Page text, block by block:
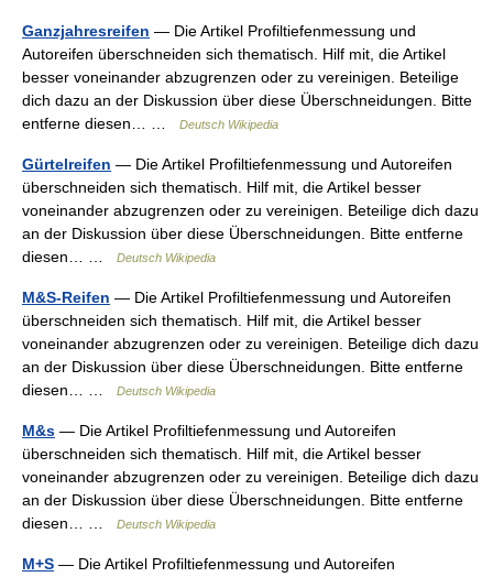
Ganzjahresreifen — Die Artikel Profiltiefenmessung und
Autoreifen überschneiden sich thematisch. Hilf mit, die Artikel
besser voneinander abzugrenzen oder zu vereinigen. Beteilige
dich dazu an der Diskussion über diese Überschneidungen. Bitte
entferne diesen… …
Deutsch Wikipedia
Gürtelreifen — Die Artikel Profiltiefenmessung und Autoreifen
überschneiden sich thematisch. Hilf mit, die Artikel besser
voneinander abzugrenzen oder zu vereinigen. Beteilige dich dazu
an der Diskussion über diese Überschneidungen. Bitte entferne
diesen… …
Deutsch Wikipedia
M&S-Reifen — Die Artikel Profiltiefenmessung und Autoreifen
überschneiden sich thematisch. Hilf mit, die Artikel besser
voneinander abzugrenzen oder zu vereinigen. Beteilige dich dazu
an der Diskussion über diese Überschneidungen. Bitte entferne
diesen… …
Deutsch Wikipedia
M&s — Die Artikel Profiltiefenmessung und Autoreifen
überschneiden sich thematisch. Hilf mit, die Artikel besser
voneinander abzugrenzen oder zu vereinigen. Beteilige dich dazu
an der Diskussion über diese Überschneidungen. Bitte entferne
diesen… …
Deutsch Wikipedia
M+S — Die Artikel Profiltiefenmessung und Autoreifen